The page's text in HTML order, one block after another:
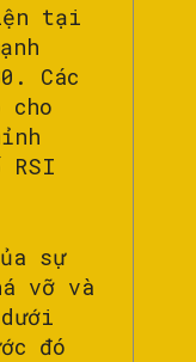
tại
Các
cho
sự
vỡ và
đó